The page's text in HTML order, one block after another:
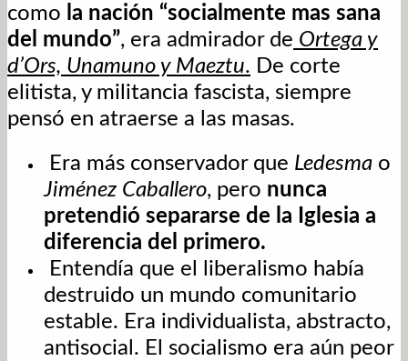
como la nación “socialmente mas sana
del mundo”, era admirador de Ortega y
d’Ors, Unamuno y Maeztu. De corte
elitista, y militancia fascista, siempre
pensó en atraerse a las masas.
Era más conservador que Ledesma o
Jiménez Caballero, pero nunca
pretendió separarse de la Iglesia a
diferencia del primero.
Entendía que el liberalismo había
destruido un mundo comunitario
estable. Era individualista, abstracto,
antisocial. El socialismo era aún peor